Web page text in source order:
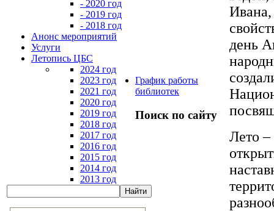
- 2020 год
- 2019 год
- 2018 год
Анонс мероприятий
Услуги
Летопись ЦБС
2024 год
2023 год
2021 год
2020 год
2019 год
2018 год
2017 год
2016 год
2015 год
2014 год
2013 год
График работы
библиотек
Поиск по сайту
Ивана,
день
Лето –